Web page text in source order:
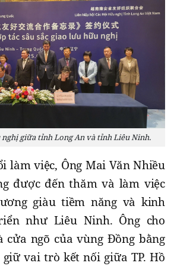
giữa tỉnh Long An và tỉnh Liêu Ninh.
làm việc, Ông Mai Văn Nhiều
được đến thăm và làm việc
giàu tiềm năng và kinh
như Liêu Ninh. Ông cho
cửa ngõ của vùng Đồng bằng
giữ vai trò kết nối giữa TP. Hồ